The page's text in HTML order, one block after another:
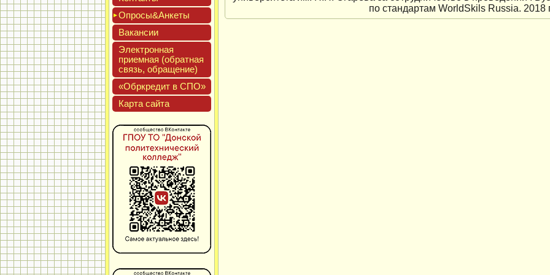
Опро­сы&Анке­ты
Вакан­сии
Элек­трон­ная
при­ем­ная (об­ратная
связь, об­ра­щение)
«Обркре­дит в СПО»
Кар­та сай­та
по стандартам WorldSkils Russia. 2018